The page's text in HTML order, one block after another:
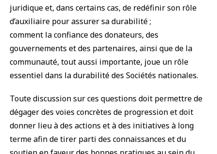
juridique et, dans certains cas, de redéfinir son rôle
d’auxiliaire pour assurer sa durabilité ;
comment la confiance des donateurs, des
gouvernements et des partenaires, ainsi que de la
communauté, tout aussi importante, joue un rôle
essentiel dans la durabilité des Sociétés nationales.
Toute discussion sur ces questions doit permettre de
dégager des voies concrètes de progression et doit
donner lieu à des actions et à des initiatives à long
terme afin de tirer parti des connaissances et du